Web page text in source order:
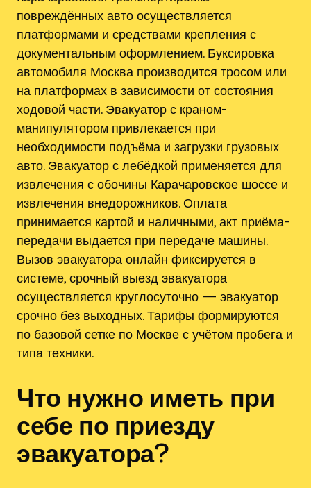
повреждённых авто осуществляется
платформами и средствами крепления с
документальным оформлением. Буксировка
автомобиля Москва производится тросом или
на платформах в зависимости от состояния
ходовой части. Эвакуатор с краном-
манипулятором привлекается при
необходимости подъёма и загрузки грузовых
авто. Эвакуатор с лебёдкой применяется для
извлечения с обочины Карачаровское шоссе и
извлечения внедорожников. Оплата
принимается картой и наличными, акт приёма-
передачи выдается при передаче машины.
Вызов эвакуатора онлайн фиксируется в
системе, срочный выезд эвакуатора
осуществляется круглосуточно — эвакуатор
срочно без выходных. Тарифы формируются
по базовой сетке по Москве с учётом пробега и
типа техники.
Что нужно иметь при
себе по приезду
эвакуатора?